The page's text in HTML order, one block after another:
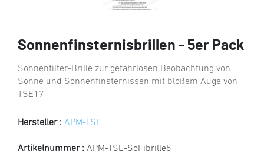
Sonnenfinsternisbrillen - 5er Pack
Sonnenfilter-Brille zur gefahrlosen Beobachtung von
Sonne und Sonnenfinsternissen mit bloßem Auge von
TSE17
Hersteller : APM-TSE
Artikelnummer : APM-TSE-SoFibrille5